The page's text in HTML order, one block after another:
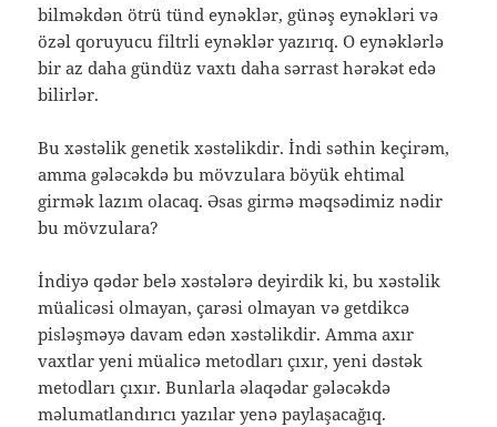
bilməkdən ötrü tünd eynəklər, günəş eynəkləri və
özəl qoruyucu filtrli eynəklər yazırıq. O eynəklərlə
bir az daha gündüz vaxtı daha sərrast hərəkət edə
bilirlər.
Bu xəstəlik genetik xəstəlikdir. İndi səthin keçirəm,
amma gələcəkdə bu mövzulara böyük ehtimal
girmək lazım olacaq. Əsas girmə məqsədimiz nədir
bu mövzulara?
İndiyə qədər belə xəstələrə deyirdik ki, bu xəstəlik
müalicəsi olmayan, çarəsi olmayan və getdikcə
pisləşməyə davam edən xəstəlikdir. Amma axır
vaxtlar yeni müalicə metodları çıxır, yeni dəstək
metodları çıxır. Bunlarla əlaqədar gələcəkdə
məlumatlandırıcı yazılar yenə paylaşacağıq.